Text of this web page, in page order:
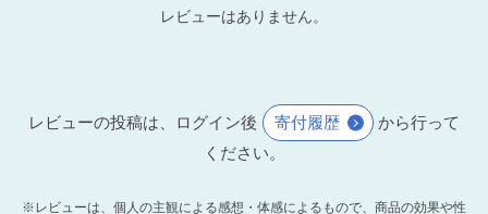
レビューはありません。
レビューの投稿は、ログイン後 寄付履歴
から行って
ください。
※レビューは、個人の主観による感想・体感によるもので、商品の効果や性